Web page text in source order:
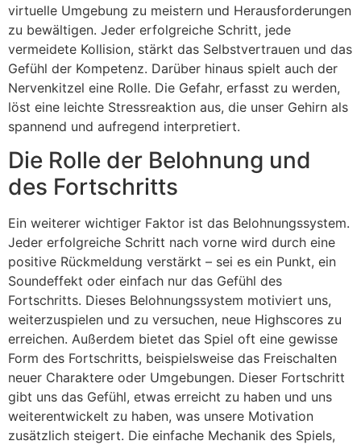
virtuelle Umgebung zu meistern und Herausforderungen
zu bewältigen. Jeder erfolgreiche Schritt, jede
vermeidete Kollision, stärkt das Selbstvertrauen und das
Gefühl der Kompetenz. Darüber hinaus spielt auch der
Nervenkitzel eine Rolle. Die Gefahr, erfasst zu werden,
löst eine leichte Stressreaktion aus, die unser Gehirn als
spannend und aufregend interpretiert.
Die Rolle der Belohnung und
des Fortschritts
Ein weiterer wichtiger Faktor ist das Belohnungssystem.
Jeder erfolgreiche Schritt nach vorne wird durch eine
positive Rückmeldung verstärkt – sei es ein Punkt, ein
Soundeffekt oder einfach nur das Gefühl des
Fortschritts. Dieses Belohnungssystem motiviert uns,
weiterzuspielen und zu versuchen, neue Highscores zu
erreichen. Außerdem bietet das Spiel oft eine gewisse
Form des Fortschritts, beispielsweise das Freischalten
neuer Charaktere oder Umgebungen. Dieser Fortschritt
gibt uns das Gefühl, etwas erreicht zu haben und uns
weiterentwickelt zu haben, was unsere Motivation
zusätzlich steigert. Die einfache Mechanik des Spiels,